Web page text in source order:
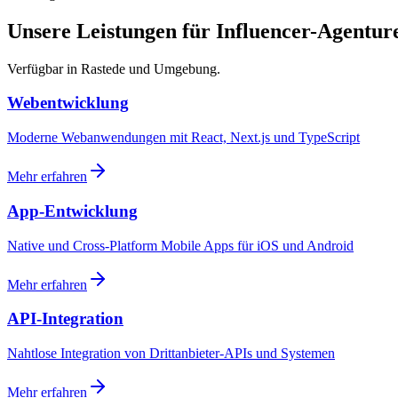
Unsere Leistungen für Influencer-
Verfügbar in Rastede und Umgebung.
Webentwicklung
Moderne Webanwendungen mit React, Next.js und TypeScript
Mehr erfahren
App-Entwicklung
Native und Cross-Platform Mobile Apps für iOS und Android
Mehr erfahren
API-Integration
Nahtlose Integration von Drittanbieter-APIs und Systemen
Mehr erfahren